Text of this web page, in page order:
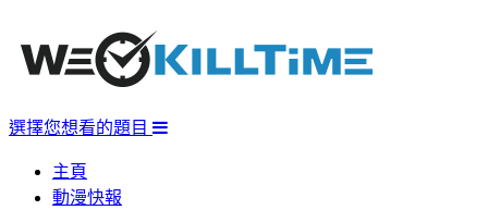
選擇您想看的題目
主頁
動漫快報